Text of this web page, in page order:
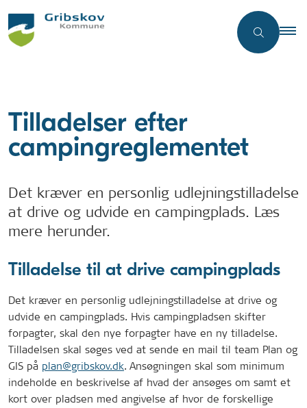
Tilladelser efter
campingreglementet
Det kræver en personlig udlejningstilladelse
at drive og udvide en campingplads. Læs
mere herunder.
Tilladelse til at drive campingplads
Det kræver en personlig udlejningstilladelse at drive og
udvide en campingplads. Hvis campingpladsen skifter
forpagter, skal den nye forpagter have en ny tilladelse.
Tilladelsen skal søges ved at sende en mail til team Plan og
GIS på plan@gribskov.dk. Ansøgningen skal som minimum
indeholde en beskrivelse af hvad der ansøges om samt et
kort over pladsen med angivelse af hvor de forskellige